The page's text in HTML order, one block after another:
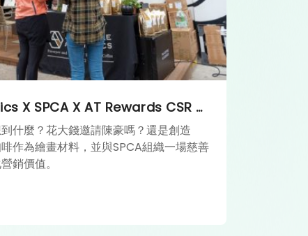
The Coffee Academics X SPCA X AT Rewards CSR Project
什麼？花大錢邀請陳豪嗎？還是創造
作為繪畫材料，並與SPCA組織一場慈善
銷價值。